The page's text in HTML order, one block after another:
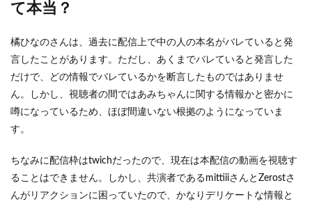
て本当？
橘ひなのさんは、過去に配信上で中の人の本名がバレていると発
言したことがあります。ただし、あくまでバレていると発言した
だけで、どの情報でバレているかを断言したものではありませ
ん。しかし、視聴者の間ではあみちゃんに関する情報かと密かに
噂になっているため、ほぼ間違いない根拠のようになっていま
す。
ちなみに配信枠はtwichだったので、現在は本配信の動画を視聴す
ることはできません。しかし、共演者であるmittiiiさんとZerostさ
んがリアクションに困っていたので、かなりデリケートな情報と